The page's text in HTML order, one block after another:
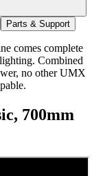
Parts & Support
comes complete
Combined
no other UMX
700mm